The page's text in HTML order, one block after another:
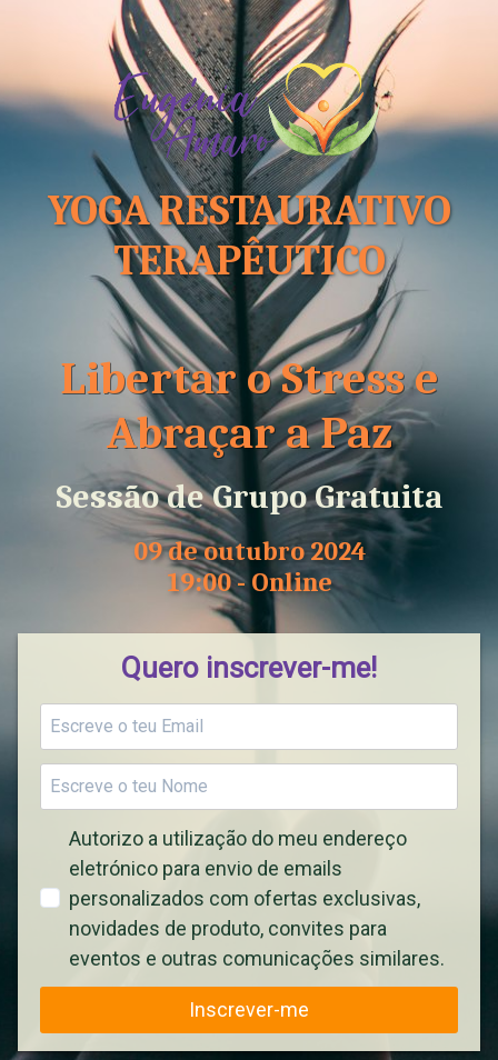
YOGA RESTAURATIVO
TERAPÊUTICO
Libertar o Stress e
Abraçar a Paz
Sessão de Grupo Gratuita
09 de outubro 2024
19:00 - Online
Quero inscrever-me!
Autorizo a utilização do meu endereço
eletrónico para envio de emails
personalizados com ofertas exclusivas,
novidades de produto, convites para
eventos e outras comunicações similares.
Inscrever-me